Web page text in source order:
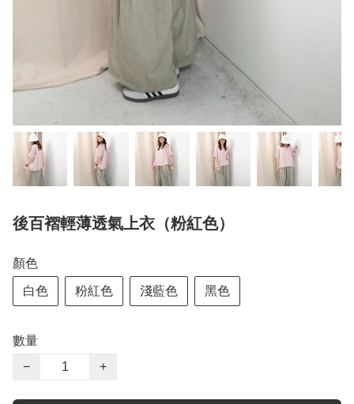
後百褶輕薄透氣上衣（粉紅色）
顏色
白色 粉紅色 淺藍色 黑色
數量
−
+